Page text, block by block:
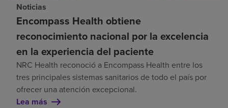
Noticias
Encompass Health obtiene
reconocimiento nacional por la excelencia
en la experiencia del paciente
NRC Health reconoció a Encompass Health entre los
tres principales sistemas sanitarios de todo el país por
ofrecer una atención excepcional.
Lea más